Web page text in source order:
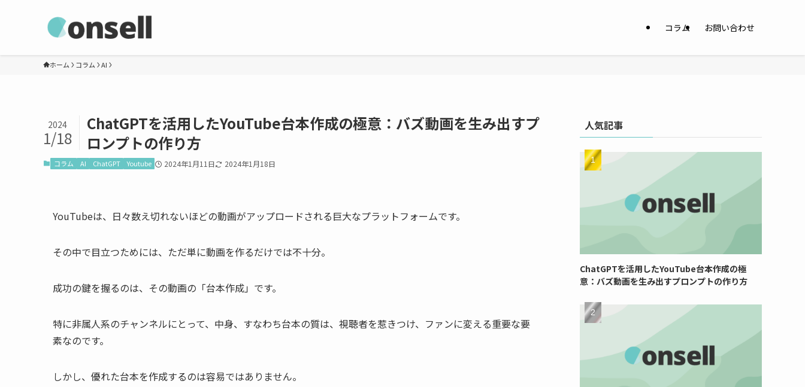
コラム お問い合わせ
ホーム コラム AI
ChatGPTを活用したYouTube台本作成の極意：バズ動画を生み出すプ
ロンプトの作り方
2024
1/18
コラム AI ChatGPT Youtube 2024年1月11日 2024年1月18日
YouTubeは、日々数え切れないほどの動画がアップロードされる巨大なプラットフォームです。
その中で目立つためには、ただ単に動画を作るだけでは不十分。
成功の鍵を握るのは、その動画の「台本作成」です。
特に非属人系のチャンネルにとって、中身、すなわち台本の質は、視聴者を惹きつけ、ファンに変える重要な要
素なのです。
しかし、優れた台本を作成するのは容易ではありません。
人気記事
ChatGPTを活用したYouTube台本作成の極
意：バズ動画を生み出すプロンプトの作り方